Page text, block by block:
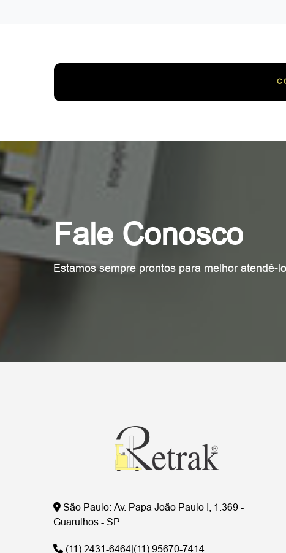
Fale Conosco
Estamos sempre prontos para melhor atendê-
São Paulo: Av. Papa João Paulo I, 1.369 -
Guarulhos - SP
(11) 2431-6464 (11) 95670-7414